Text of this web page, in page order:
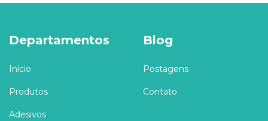
Departamentos
Início
Produtos
Adesivos
Blog
Postagens
Contato